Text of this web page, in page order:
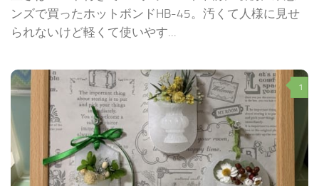
ンズで買ったホットボンドHB-45。汚くて人様に見せ
られないけど軽くて使いやす...
1